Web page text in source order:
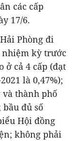
các cấp
17/6.
Phòng đi
nhiệm kỳ trước
ở cả 4 cấp (đạt
là 0,47%);
và thành phố
đủ số
Hội đồng
không phải